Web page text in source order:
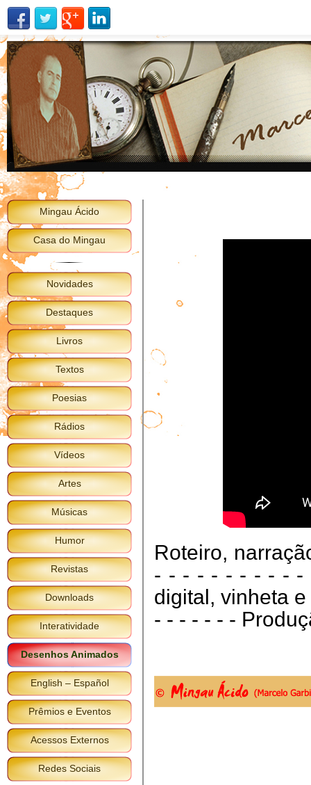
Mingau Ácido
Casa do Mingau
Novidades
Destaques
Livros
Textos
Poesias
Rádios
Vídeos
Artes
Músicas
Humor
Revistas
Downloads
Interatividade
Desenhos Animados
English – Español
Prêmios e Eventos
Acessos Externos
Redes Sociais
Roteiro,
- - - - - - - - - - -
digital, vinheta
- - - - - - -